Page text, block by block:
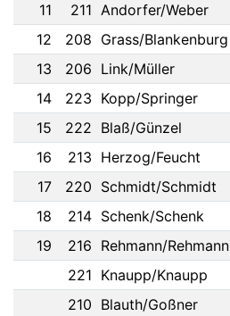
11
211 Andorfer/Weber
12
208 Grass/Blankenburg
13
206 Link/Müller
14
223 Kopp/Springer
15
222 Blaß/Günzel
16
213 Herzog/Feucht
17
220 Schmidt/Schmidt
18
214 Schenk/Schenk
19
216 Rehmann/Rehmann
221 Knaupp/Knaupp
210 Blauth/Goßner